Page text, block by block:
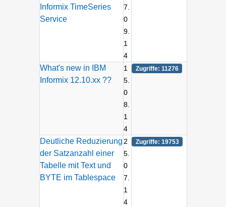
Informix TimeSeries
Service
7.
0
9.
1
4
What's new in IBM
Informix 12.10.xx ??
1
5.
0
8.
1
4
Zugriffe: 11276
Deutliche Reduzierung
der Satzanzahl einer
Tabelle mit Text und
BYTE im Tablespace
2
5.
0
7.
1
4
Zugriffe: 19753